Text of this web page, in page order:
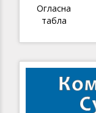
Огласна
табла